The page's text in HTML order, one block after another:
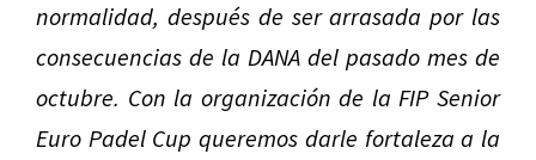
normalidad, después de ser arrasada por las
consecuencias de la DANA del pasado mes de
octubre. Con la organización de la FIP Senior
Euro Padel Cup queremos darle fortaleza a la